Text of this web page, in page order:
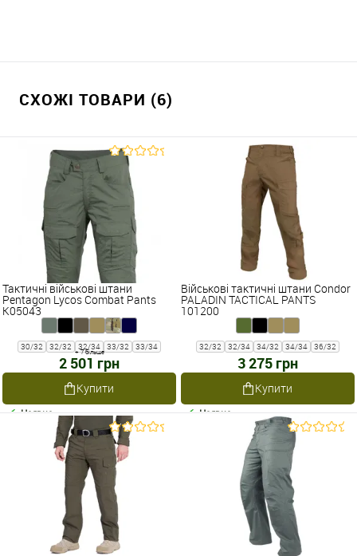
СХОЖІ ТОВАРИ (6)
Тактичні військові штани
Pentagon Lycos Combat Pants
K05043
30/32 32/32 32/34 33/32 33/34
+ 7 більше
2 501 грн
Купити
Наявне
Військові тактичні штани Condor
PALADIN TACTICAL PANTS
101200
32/32 32/34 34/32 34/34 36/32
3 275 грн
Купити
Наявне